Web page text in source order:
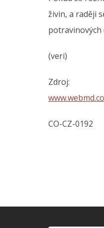
živin, a raději
potravinových
(veri)
Zdroj:
CO-CZ-0192